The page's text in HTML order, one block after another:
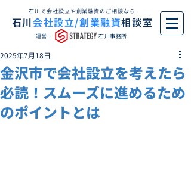
石川で会社設立や創業融資のご相談なら
石川会社設立/創業融資相談室
運営： 石川事務所
金沢市で会社設立を考えたら
必読！スムーズに進めるため
のポイントとは
2025年7月18日